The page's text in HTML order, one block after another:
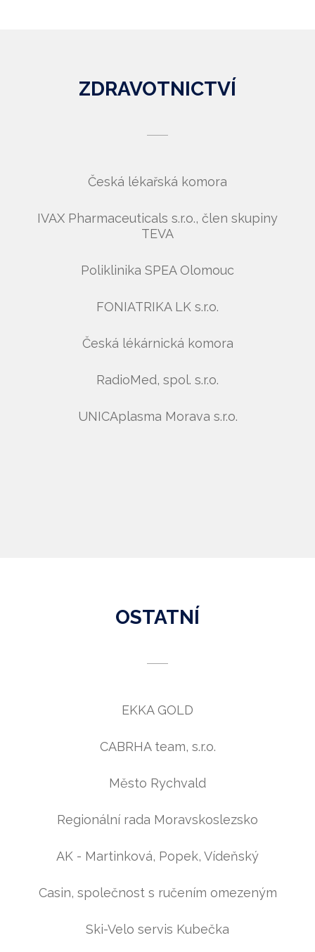
ZDRAVOTNICTVÍ
Česká lékařská komora
IVAX Pharmaceuticals s.r.o., člen skupiny
TEVA
Poliklinika SPEA Olomouc
FONIATRIKA LK s.r.o.
Česká lékárnická komora
RadioMed, spol. s.r.o.
UNICAplasma Morava s.r.o.
OSTATNÍ
EKKA GOLD
CABRHA team, s.r.o.
Město Rychvald
Regionální rada Moravskoslezsko
AK - Martinková, Popek, Vídeňský
Casin, společnost s ručením omezeným
Ski-Velo servis Kubečka